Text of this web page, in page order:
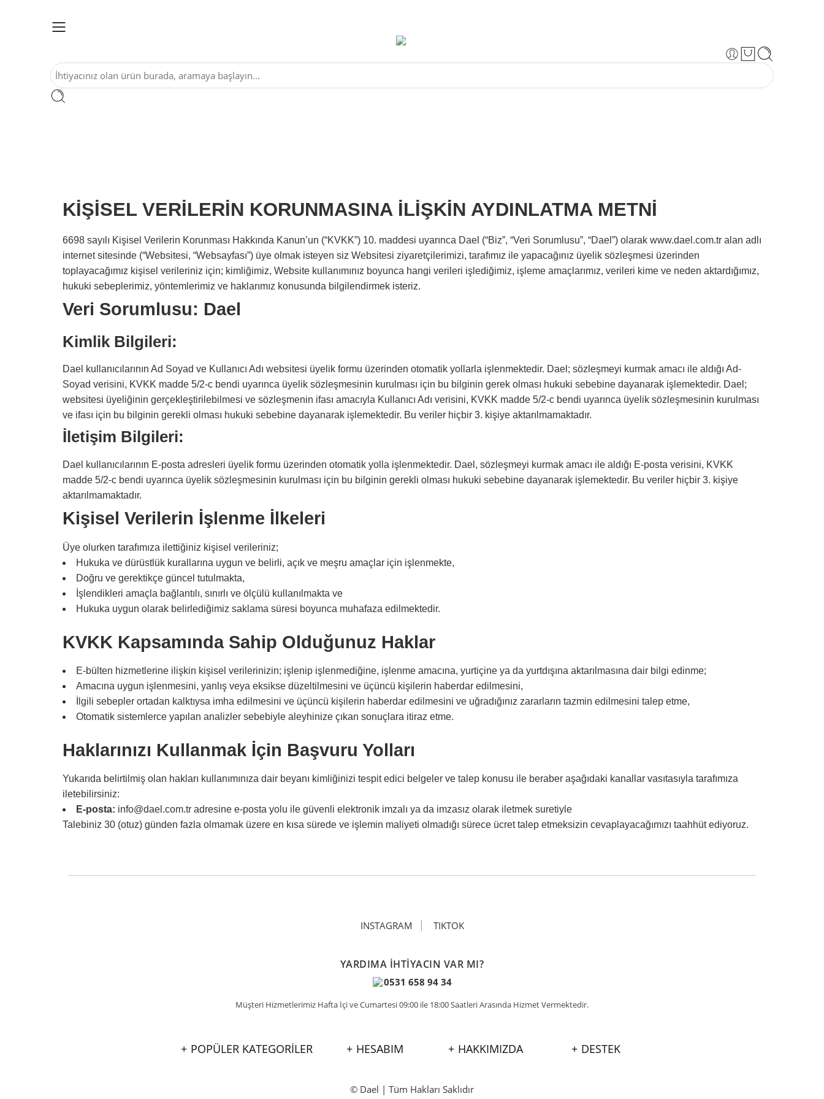
KİŞİSEL VERİLERİN KORUNMASINA İLİŞKİN AYDINLATMA METNİ
6698 sayılı Kişisel Verilerin Korunması Hakkında Kanun’un (“KVKK”) 10. maddesi uyarınca Dael (“Biz”, “Veri Sorumlusu”, “Dael”) olarak www.dael.com.tr alan adlı
internet sitesinde (“Websitesi, “Websayfası”) üye olmak isteyen siz Websitesi ziyaretçilerimizi, tarafımız ile yapacağınız üyelik sözleşmesi üzerinden
toplayacağımız kişisel verileriniz için; kimliğimiz, Website kullanımınız boyunca hangi verileri işlediğimiz, işleme amaçlarımız, verileri kime ve neden aktardığımız,
hukuki sebeplerimiz, yöntemlerimiz ve haklarımız konusunda bilgilendirmek isteriz.
Veri Sorumlusu: Dael
Kimlik Bilgileri:
Dael kullanıcılarının Ad Soyad ve Kullanıcı Adı websitesi üyelik formu üzerinden otomatik yollarla işlenmektedir. Dael; sözleşmeyi kurmak amacı ile aldığı Ad-
Soyad verisini, KVKK madde 5/2-c bendi uyarınca üyelik sözleşmesinin kurulması için bu bilginin gerek olması hukuki sebebine dayanarak işlemektedir. Dael;
websitesi üyeliğinin gerçekleştirilebilmesi ve sözleşmenin ifası amacıyla Kullanıcı Adı verisini, KVKK madde 5/2-c bendi uyarınca üyelik sözleşmesinin kurulması
ve ifası için bu bilginin gerekli olması hukuki sebebine dayanarak işlemektedir. Bu veriler hiçbir 3. kişiye aktarılmamaktadır.
İletişim Bilgileri:
Dael kullanıcılarının E-posta adresleri üyelik formu üzerinden otomatik yolla işlenmektedir. Dael, sözleşmeyi kurmak amacı ile aldığı E-posta verisini, KVKK
madde 5/2-c bendi uyarınca üyelik sözleşmesinin kurulması için bu bilginin gerekli olması hukuki sebebine dayanarak işlemektedir. Bu veriler hiçbir 3. kişiye
aktarılmamaktadır.
Kişisel Verilerin İşlenme İlkeleri
Üye olurken tarafımıza ilettiğiniz kişisel verileriniz;
Hukuka ve dürüstlük kurallarına uygun ve belirli, açık ve meşru amaçlar için işlenmekte,
Doğru ve gerektikçe güncel tutulmakta,
İşlendikleri amaçla bağlantılı, sınırlı ve ölçülü kullanılmakta ve
Hukuka uygun olarak belirlediğimiz saklama süresi boyunca muhafaza edilmektedir.
KVKK Kapsamında Sahip Olduğunuz Haklar
E-bülten hizmetlerine ilişkin kişisel verilerinizin; işlenip işlenmediğine, işlenme amacına, yurtiçine ya da yurtdışına aktarılmasına dair bilgi edinme;
Amacına uygun işlenmesini, yanlış veya eksikse düzeltilmesini ve üçüncü kişilerin haberdar edilmesini,
İlgili sebepler ortadan kalktıysa imha edilmesini ve üçüncü kişilerin haberdar edilmesini ve uğradığınız zararların tazmin edilmesini talep etme,
Otomatik sistemlerce yapılan analizler sebebiyle aleyhinize çıkan sonuçlara itiraz etme.
Haklarınızı Kullanmak İçin Başvuru Yolları
Yukarıda belirtilmiş olan hakları kullanımınıza dair beyanı kimliğinizi tespit edici belgeler ve talep konusu ile beraber aşağıdaki kanallar vasıtasıyla tarafımıza
iletebilirsiniz:
E-posta: info@dael.com.tr adresine e-posta yolu ile güvenli elektronik imzalı ya da imzasız olarak iletmek suretiyle
Talebiniz 30 (otuz) günden fazla olmamak üzere en kısa sürede ve işlemin maliyeti olmadığı sürece ücret talep etmeksizin cevaplayacağımızı taahhüt ediyoruz.
INSTAGRAM TIKTOK
YARDIMA İHTİYACIN VAR MI?
0531 658 94 34
Müşteri Hizmetlerimiz Hafta İçi ve Cumartesi 09:00 ile 18:00 Saatleri Arasında Hizmet Vermektedir.
POPÜLER KATEGORİLER HESABIM HAKKIMIZDA DESTEK
© Dael | Tüm Hakları Saklıdır